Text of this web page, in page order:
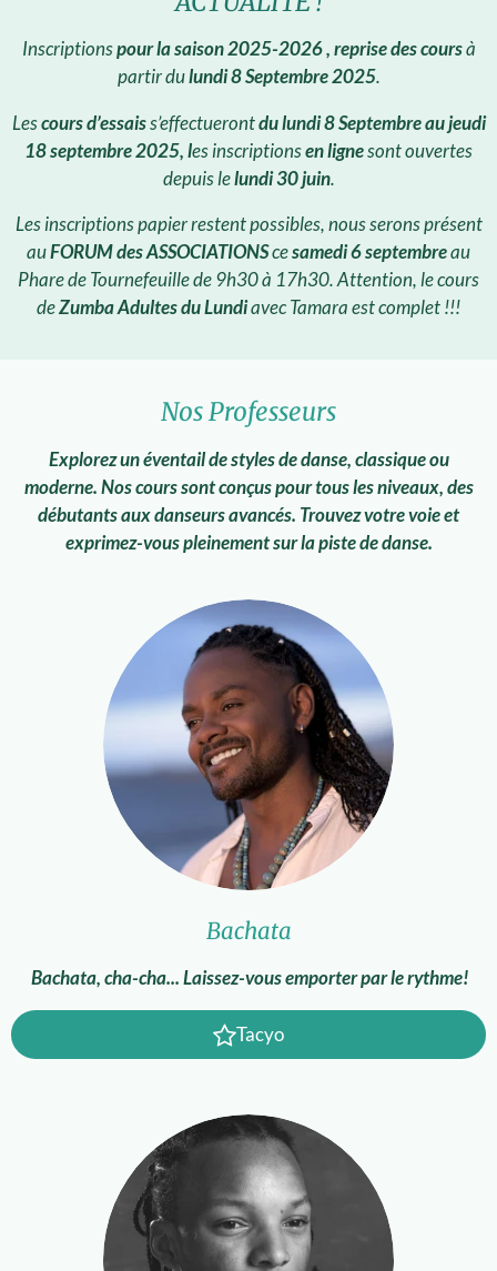
Inscriptionspour la saison 2025-2026 , reprise des coursà
partir dulundi 8 Septembre 2025.
Lescours d’essaiss’effectuerontdu lundi 8 Septembre au jeudi
18 septembre 2025, les inscriptionsen lignesont ouvertes
depuis lelundi 30 juin.
Les inscriptions papier restent possibles, nous serons présent
auFORUM des ASSOCIATIONScesamedi 6 septembreau
Phare de Tournefeuille de 9h30 à 17h30.Attention, le cours
deZumba Adultes du Lundiavec Tamara est complet !!!
Nos Professeurs
Explorez un éventail de styles de danse, classique ou
moderne. Nos cours sont conçus pour tous les niveaux, des
débutants aux danseurs avancés. Trouvez votre voie et
exprimez-vous pleinement sur la piste de danse.
Bachata
Bachata, cha-cha... Laissez-vous emporter par le rythme!
Tacyo